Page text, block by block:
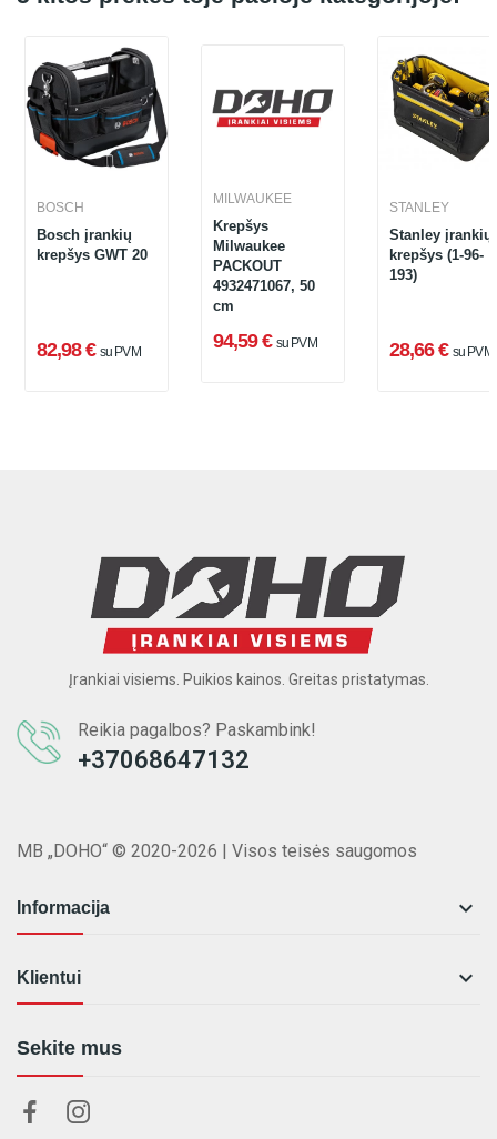
BOSCH
Bosch įrankių
krepšys GWT 20
82,98 € su PVM
MILWAUKEE
Krepšys
Milwaukee
PACKOUT
4932471067, 50
cm
94,59 € su PVM
STANLEY
Stanley įrankių
krepšys (1-96-
193)
28,66 € su PVM
Įrankiai visiems. Puikios kainos. Greitas pristatymas.
Reikia pagalbos? Paskambink!
+37068647132
MB „DOHO“ © 2020-2026 | Visos teisės saugomos
Informacija 
Klientui 
Sekite mus